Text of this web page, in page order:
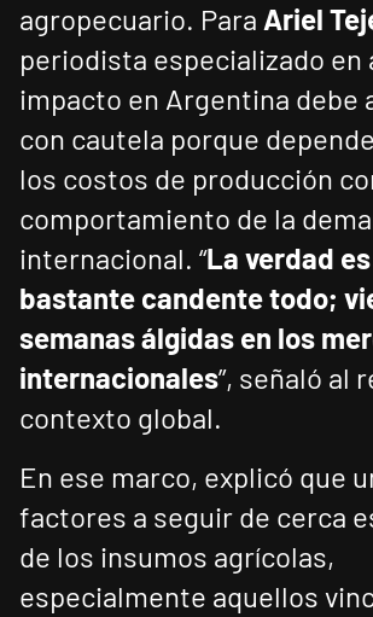
agropecuario. Para Ariel
periodista especializado en
impacto en Argentina debe
con cautela porque
los costos de producción
comportamiento de la
internacional. “La verdad
bastante candente todo;
semanas álgidas en los
internacionales”, señaló al
contexto global.
En ese marco, explicó que
factores a seguir de cerca
de los insumos agrícolas,
especialmente aquellos